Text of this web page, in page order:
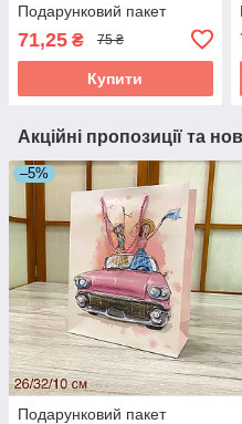
Подарунковий пакет
71,25 ₴ 75 ₴
Купити
Акційні пропозиції та
–5%
Подарунковий пакет